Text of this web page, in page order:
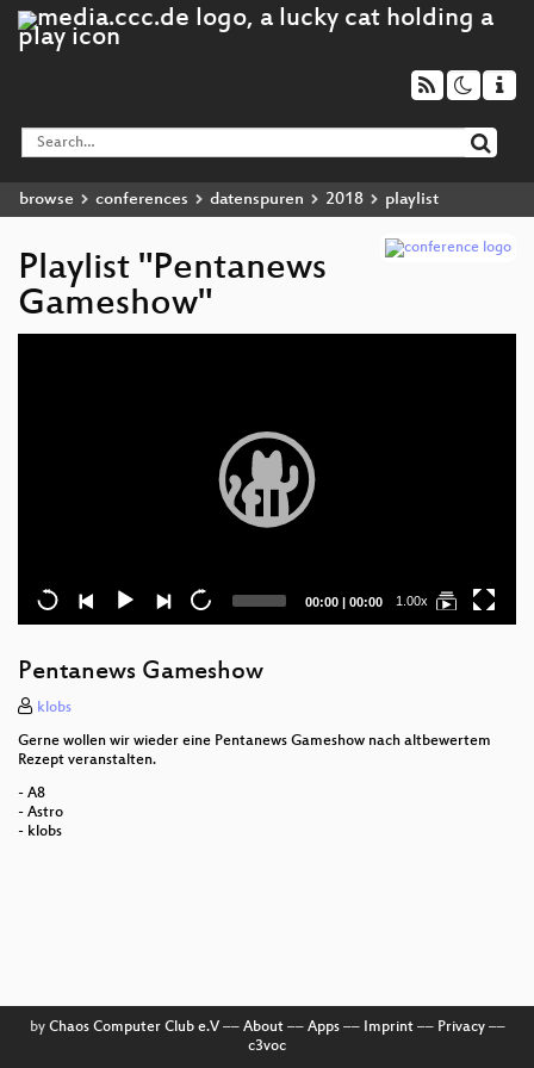
browse conferences datenspuren 2018 playlist
Playlist "Pentanews
Gameshow"
Current
00:00 | Total
00:00 1.00x
Pentanews Gameshow
klobs
Gerne wollen wir wieder eine Pentanews Gameshow nach altbewertem
Rezept veranstalten.
- A8
- Astro
- klobs
by Chaos Computer Club e.V–– About–– Apps–– Imprint–– Privacy––
c3voc